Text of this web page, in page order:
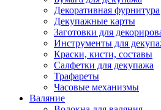
Декоративная фурнитура
Декупажные карты
Заготовки для
Инструменты для
Краски, кисти, составы
Салфетки для декупажа
Трафареты
Часовые механизмы
Валяние